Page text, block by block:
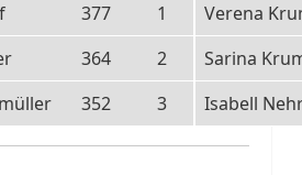
377
1
364
2
352 3
Verena
Sarina
Isabell